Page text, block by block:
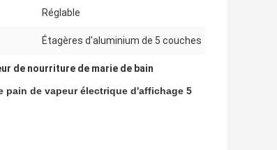
Réglable
Étagères d'aluminium de 5 couches
de nourriture de marie de bain
pain de vapeur électrique d'affichage 5